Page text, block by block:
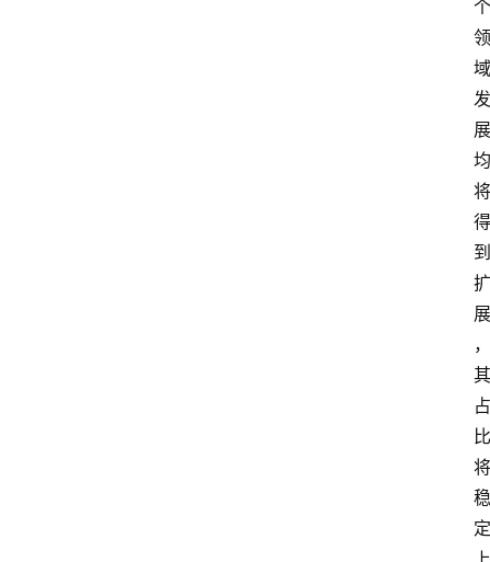
个
领
域
发
展
均
将
得
到
扩
展
，
其
占
比
将
稳
定